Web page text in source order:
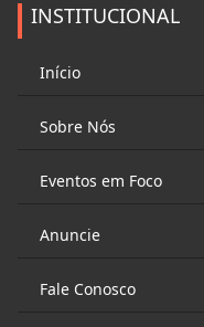
INSTITUCIONAL
Início
Sobre Nós
Eventos em Foco
Anuncie
Fale Conosco